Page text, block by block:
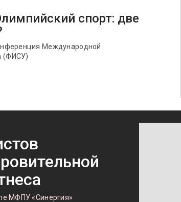
спорт: две
Международной
(ФИСУ)
МФПУ «Синергия»